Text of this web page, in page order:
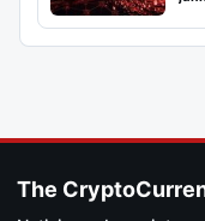
The